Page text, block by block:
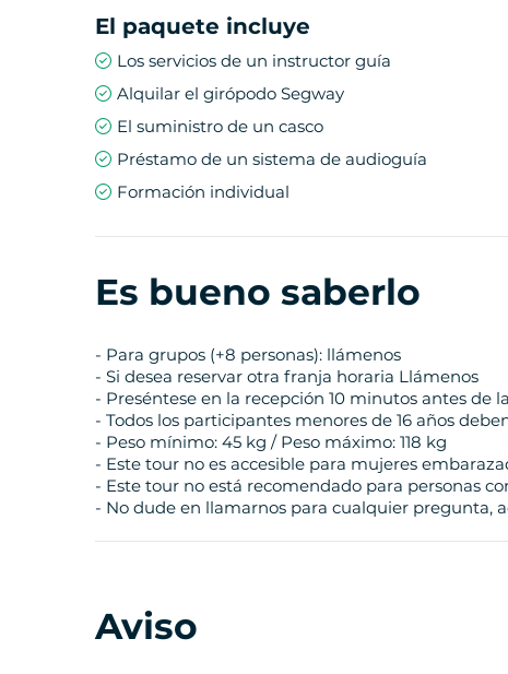
El paquete incluye
Los servicios de un instructor guía
Alquilar el girópodo Segway
El suministro de un casco
Préstamo de un sistema de audioguía
Formación individual
Es bueno saberlo
- Para grupos (+8 personas): llámenos
- Si desea reservar otra franja horaria Llámenos
- Preséntese en la recepción 10 minutos antes de
- Todos los participantes menores de 16 años
- Peso mínimo: 45 kg / Peso máximo: 118 kg
- Este tour no es accesible para mujeres
- Este tour no está recomendado para personas
- No dude en llamarnos para cualquier pregunta,
Aviso